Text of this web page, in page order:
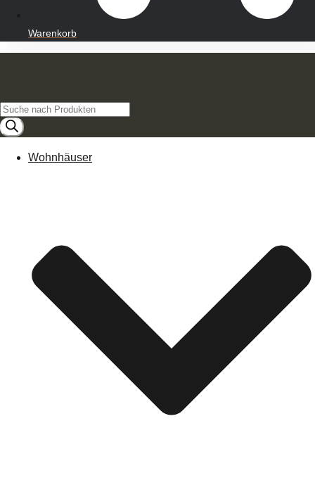
Warenkorb
Products
search
Wohnhäuser